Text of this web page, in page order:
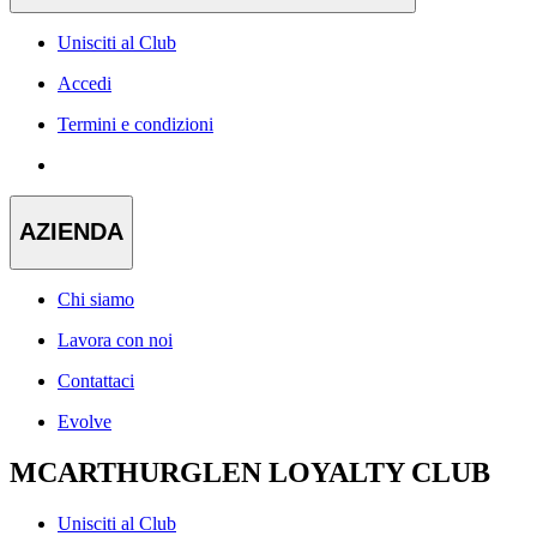
Unisciti al Club
Accedi
Termini e condizioni
AZIENDA
Chi siamo
Lavora con noi
Contattaci
Evolve
MCARTHURGLEN LOYALTY CLUB
Unisciti al Club